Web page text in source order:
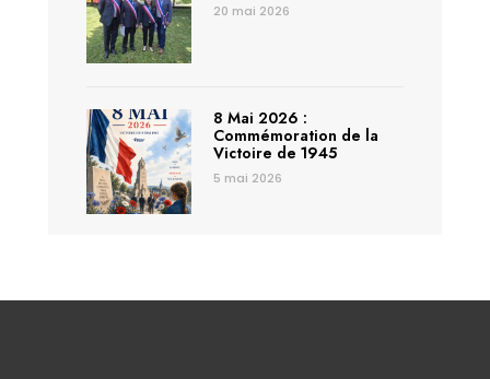
20 mai 2026
8 Mai 2026 :
Commémoration de la
Victoire de 1945
5 mai 2026